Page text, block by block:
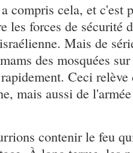
compris cela, et c'est
les forces de sécurité
Mais de
des mosquées
Ceci
mais aussi de
contenir le feu